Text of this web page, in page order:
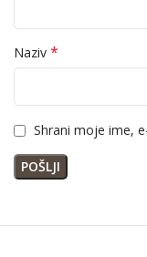
Naziv *
Shrani moje ime,